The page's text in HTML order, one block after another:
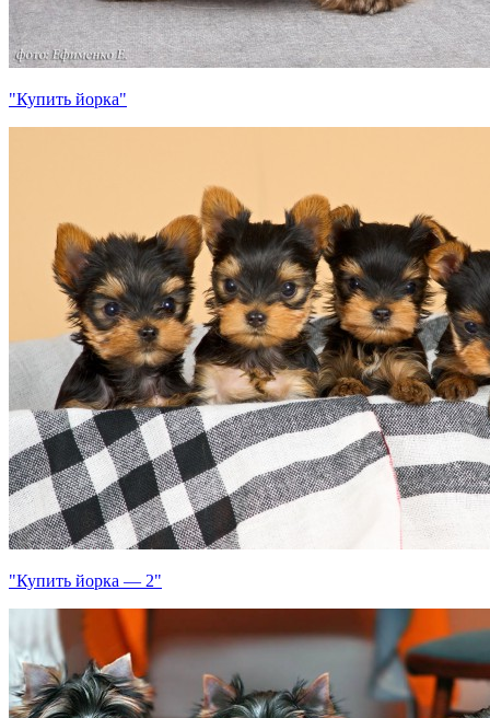
"Купить йорка"
"Купить йорка — 2"